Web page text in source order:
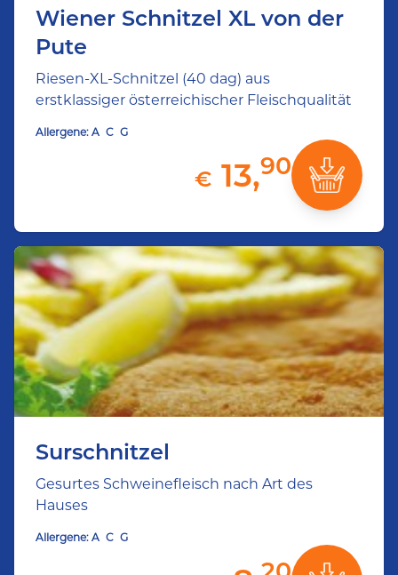
Wiener Schnitzel XL von der
Pute
Riesen-XL-Schnitzel (40 dag) aus
erstklassiger österreichischer Fleischqualität
Allergene: A C G
€ 13,90
Surschnitzel
Gesurtes Schweinefleisch nach Art des
Hauses
Allergene: A C G